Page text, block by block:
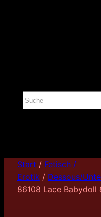
S
u
Start / Fetisch /
Erotik/ Dessous/
86108 Lace Babydoll